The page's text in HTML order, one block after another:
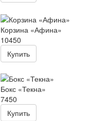
Корзина «Афина»
10450
Купить
Бокс «Текна»
7450
Купить